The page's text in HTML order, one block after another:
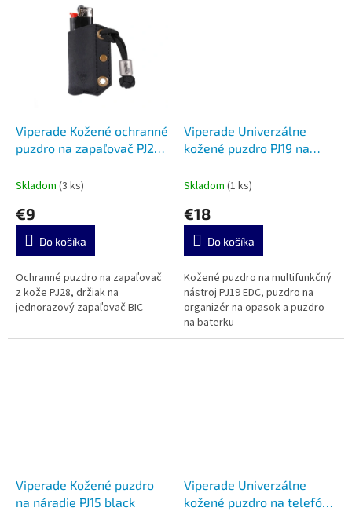
Viperade Kožené ochranné
puzdro na zapaľovač PJ28
Skladom (3 ks)
€9
Do košíka
Ochranné puzdro na zapaľovač
z kože PJ28, držiak na
jednorazový zapaľovač BIC
Viperade Univerzálne
kožené puzdro PJ19 na
Skladom (1 ks)
€18
Do košíka
Kožené puzdro na multifunkčný
nástroj PJ19 EDC, puzdro na
organizér na opasok a puzdro
na baterku
Viperade Kožené puzdro
na náradie PJ15 black
Viperade Univerzálne
kožené puzdro na telefón